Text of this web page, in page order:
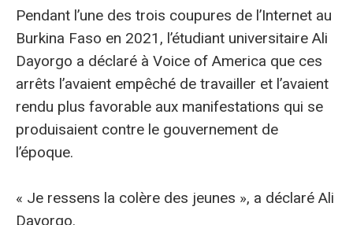
Pendant l’une des trois coupures de l’Internet au
Burkina Faso en 2021, l’étudiant universitaire Ali
Dayorgo a déclaré à Voice of America que ces
arrêts l’avaient empêché de travailler et l’avaient
rendu plus favorable aux manifestations qui se
produisaient contre le gouvernement de
l’époque.
« Je ressens la colère des jeunes », a déclaré Ali
Dayorgo.